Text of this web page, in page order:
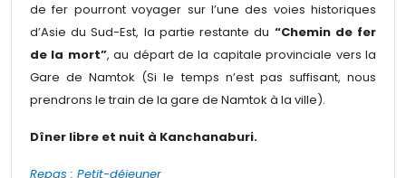
de fer pourront voyager sur l’une des voies historiques
d’Asie du Sud-Est, la partie restante du “Chemin de fer
de la mort”, au départ de la capitale provinciale vers la
Gare de Namtok (Si le temps n’est pas suffisant, nous
prendrons le train de la gare de Namtok à la ville).
Dîner libre et nuit à Kanchanaburi.
Repas : Petit-déjeuner